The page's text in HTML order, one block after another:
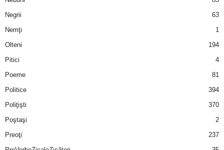
Negrii
63
Nemţi
1
Olteni
194
Pitici
4
Poeme
81
Politice
394
Poliţişti
370
Poştaşi
2
Preoţi
237